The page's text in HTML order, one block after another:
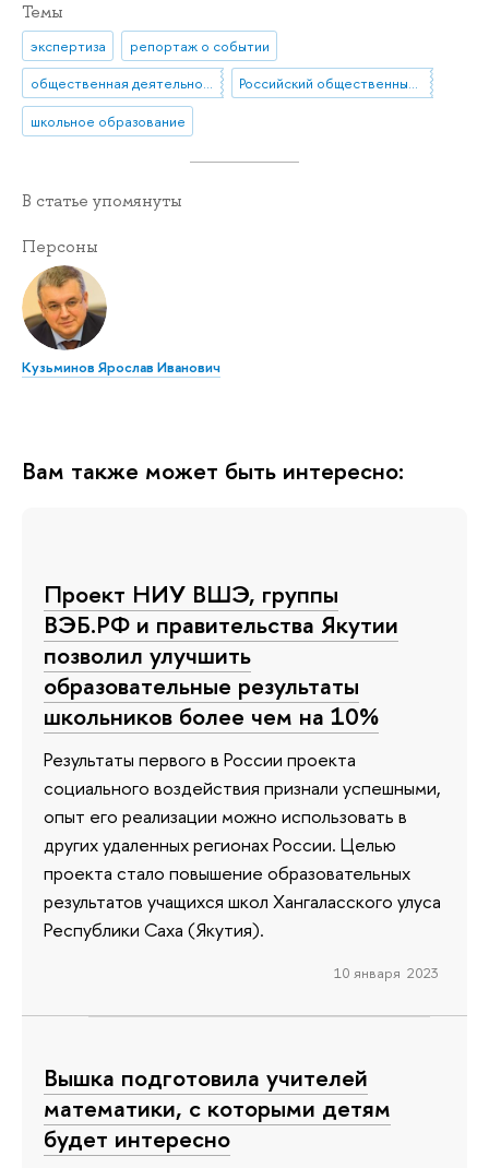
Темы
экспертиза
репортаж о событии
общественная деятельность
Российский общественный совет по развитию образования (РОСРО)
школьное образование
В статье упомянуты
Персоны
Кузьминов Ярослав Иванович
Вам также может быть интересно:
Проект НИУ ВШЭ, группы
ВЭБ.РФ и правительства Якутии
позволил улучшить
образовательные результаты
школьников более чем на 10%
Результаты первого в России проекта
социального воздействия признали успешными,
опыт его реализации можно использовать в
других удаленных регионах России. Целью
проекта стало повышение образовательных
результатов учащихся школ Хангаласского улуса
Республики Саха (Якутия).
10 января 2023
Вышка подготовила учителей
математики, с которыми детям
будет интересно